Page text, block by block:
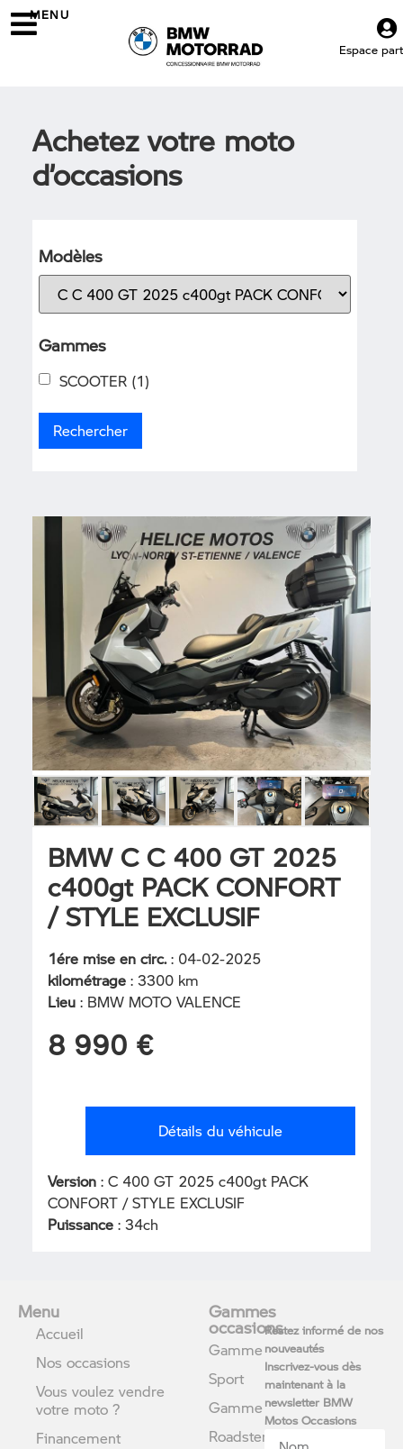
MENU
Espace
Achetez votre moto
d’occasions
Modèles
Gammes
SCOOTER (1)
BMW C C 400 GT 2025
c400gt PACK CONFORT
/ STYLE EXCLUSIF
1ére mise en circ.: 04-02-2025
kilométrage: 3300 km
Lieu : BMW MOTO VALENCE
8 990 €
Détails du véhicule
Version : C 400 GT 2025 c400gt PACK
CONFORT / STYLE EXCLUSIF
Puissance : 34ch
Menu
Accueil
Nos occasions
Vous voulez vendre
votre moto ?
Financement
Gammes
occasions
Gamme
Sport
Gamme
Roadster
Restez informé de nos
nouveautés
Inscrivez-vous dès
maintenant à la
newsletter BMW
Motos Occasions